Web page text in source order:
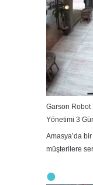
Garson Robot
Yönetimi 3
Amasya’da
müşterilere